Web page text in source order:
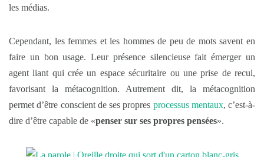
les médias.
Cependant, les femmes et les hommes de peu de mots savent en
faire un bon usage. Leur présence silencieuse fait émerger un
agent liant qui crée un espace sécuritaire ou une prise de recul,
favorisant la métacognition. Autrement dit, la métacognition
permet d’être conscient de ses propres processus mentaux, c’est-à-
dire d’être capable de «penser sur ses propres pensées».